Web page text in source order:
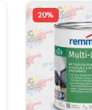
van.
A
változatok
a
termékoldalon
választhatók
ki
20%